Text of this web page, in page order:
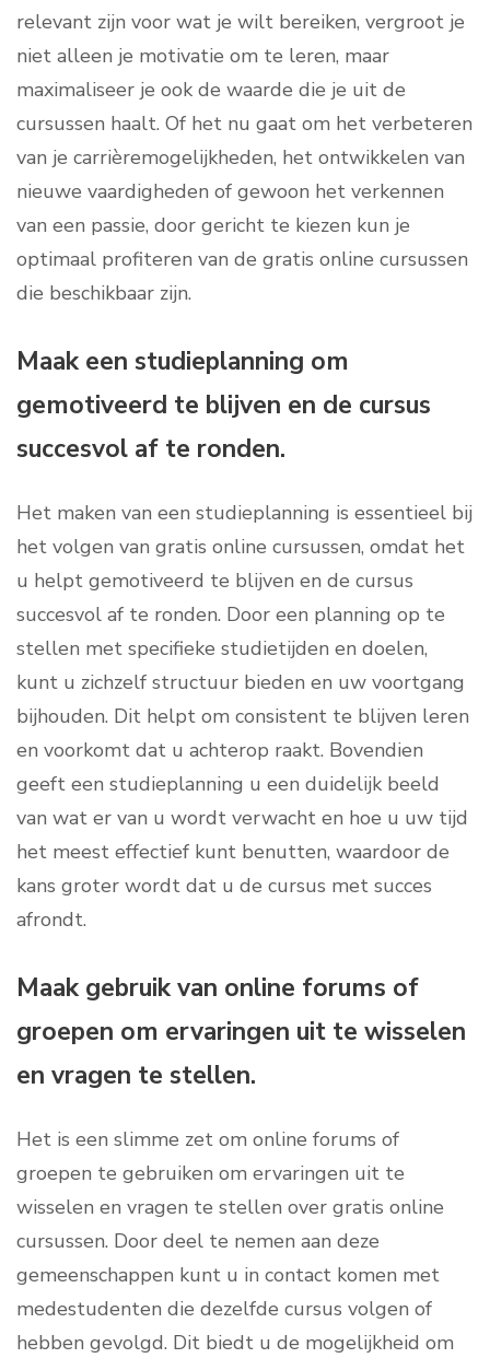
relevant zijn voor wat je wilt bereiken, vergroot je
niet alleen je motivatie om te leren, maar
maximaliseer je ook de waarde die je uit de
cursussen haalt. Of het nu gaat om het verbeteren
van je carrièremogelijkheden, het ontwikkelen van
nieuwe vaardigheden of gewoon het verkennen
van een passie, door gericht te kiezen kun je
optimaal profiteren van de gratis online cursussen
die beschikbaar zijn.
Maak een studieplanning om
gemotiveerd te blijven en de cursus
succesvol af te ronden.
Het maken van een studieplanning is essentieel bij
het volgen van gratis online cursussen, omdat het
u helpt gemotiveerd te blijven en de cursus
succesvol af te ronden. Door een planning op te
stellen met specifieke studietijden en doelen,
kunt u zichzelf structuur bieden en uw voortgang
bijhouden. Dit helpt om consistent te blijven leren
en voorkomt dat u achterop raakt. Bovendien
geeft een studieplanning u een duidelijk beeld
van wat er van u wordt verwacht en hoe u uw tijd
het meest effectief kunt benutten, waardoor de
kans groter wordt dat u de cursus met succes
afrondt.
Maak gebruik van online forums of
groepen om ervaringen uit te wisselen
en vragen te stellen.
Het is een slimme zet om online forums of
groepen te gebruiken om ervaringen uit te
wisselen en vragen te stellen over gratis online
cursussen. Door deel te nemen aan deze
gemeenschappen kunt u in contact komen met
medestudenten die dezelfde cursus volgen of
hebben gevolgd. Dit biedt u de mogelijkheid om